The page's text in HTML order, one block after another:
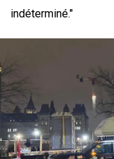
indéterminé."